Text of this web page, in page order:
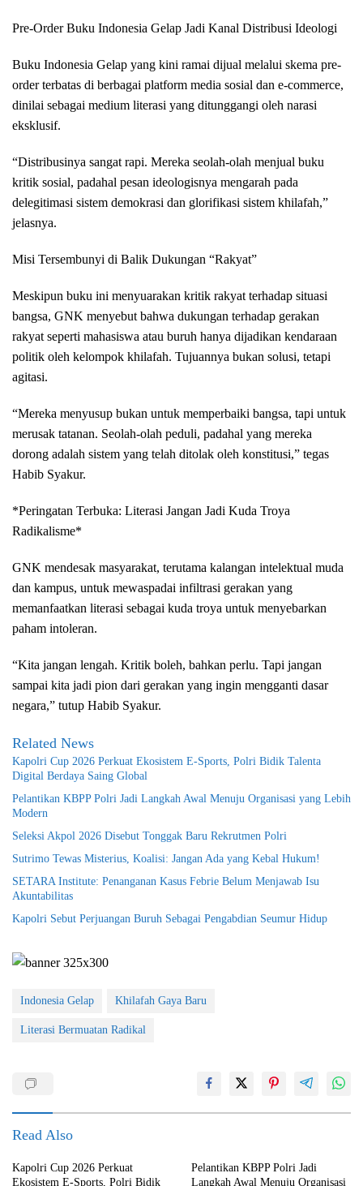
Pre-Order Buku Indonesia Gelap Jadi Kanal Distribusi Ideologi
Buku Indonesia Gelap yang kini ramai dijual melalui skema pre-
order terbatas di berbagai platform media sosial dan e-commerce,
dinilai sebagai medium literasi yang ditunggangi oleh narasi
eksklusif.
“Distribusinya sangat rapi. Mereka seolah-olah menjual buku
kritik sosial, padahal pesan ideologisnya mengarah pada
delegitimasi sistem demokrasi dan glorifikasi sistem khilafah,”
jelasnya.
Misi Tersembunyi di Balik Dukungan “Rakyat”
Meskipun buku ini menyuarakan kritik rakyat terhadap situasi
bangsa, GNK menyebut bahwa dukungan terhadap gerakan
rakyat seperti mahasiswa atau buruh hanya dijadikan kendaraan
politik oleh kelompok khilafah. Tujuannya bukan solusi, tetapi
agitasi.
“Mereka menyusup bukan untuk memperbaiki bangsa, tapi untuk
merusak tatanan. Seolah-olah peduli, padahal yang mereka
dorong adalah sistem yang telah ditolak oleh konstitusi,” tegas
Habib Syakur.
*Peringatan Terbuka: Literasi Jangan Jadi Kuda Troya
Radikalisme*
GNK mendesak masyarakat, terutama kalangan intelektual muda
dan kampus, untuk mewaspadai infiltrasi gerakan yang
memanfaatkan literasi sebagai kuda troya untuk menyebarkan
paham intoleran.
“Kita jangan lengah. Kritik boleh, bahkan perlu. Tapi jangan
sampai kita jadi pion dari gerakan yang ingin mengganti dasar
negara,” tutup Habib Syakur.
Related News
Kapolri Cup 2026 Perkuat Ekosistem E-Sports, Polri Bidik Talenta
Digital Berdaya Saing Global
Pelantikan KBPP Polri Jadi Langkah Awal Menuju Organisasi yang Lebih
Modern
Seleksi Akpol 2026 Disebut Tonggak Baru Rekrutmen Polri
Sutrimo Tewas Misterius, Koalisi: Jangan Ada yang Kebal Hukum!
SETARA Institute: Penanganan Kasus Febrie Belum Menjawab Isu
Akuntabilitas
Kapolri Sebut Perjuangan Buruh Sebagai Pengabdian Seumur Hidup
Indonesia Gelap Khilafah Gaya Baru
Literasi Bermuatan Radikal
Read Also
Kapolri Cup 2026 Perkuat
Ekosistem E-Sports, Polri Bidik
Pelantikan KBPP Polri Jadi
Langkah Awal Menuju Organisasi